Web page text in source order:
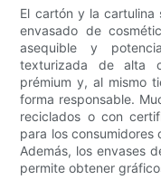
El cartón y la cartulina
envasado de
asequible y
texturizada de alta
prémium y, al mismo
forma responsable.
reciclados o con
para los consumidores
Además, los envases
permite obtener